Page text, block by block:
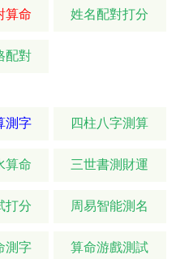
算命 姓名配對打分
配對
測字 四柱八字測算
算命 三世書測財運
打分 周易智能測名
測字 算命游戲測試